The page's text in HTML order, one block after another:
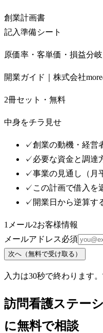
創業計画書
記入準備シート
原価率・客単価・損益分
開業ガイド｜株式会社
2冊セット・無料
中身をチラ見せ
✓創業の動機・経営
✓必要な資金と調達
✓事業の見通し（月
✓ この計画で借入を
✓ 開業日から逆算す
1 メール2お客様情報
メールアドレス必須
次へ（無料で受け取る）
入力は30秒で終わります
訪問看護ステー
に無料で相談